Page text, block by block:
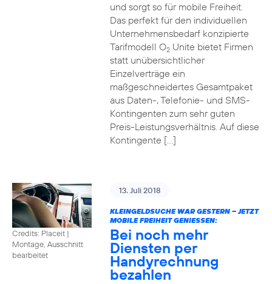
und sorgt so für mobile Freiheit.
Das perfekt für den individuellen
Unternehmensbedarf konzipierte
Tarifmodell O2Unite bietet Firmen
statt unübersichtlicher
Einzelverträge ein
maßgeschneidertes Gesamtpaket
aus Daten-, Telefonie- und SMS-
Kontingenten zum sehr guten
Preis-Leistungsverhältnis. Auf diese
Kontingente […]
Credits: Placeit |
Montage, Ausschnitt
bearbeitet
13. Juli 2018
KLEINGELDSUCHE WAR GESTERN – JETZT
MOBILE FREIHEIT GENIESSEN:
Bei noch mehr
Diensten per
Handyrechnung
bezahlen